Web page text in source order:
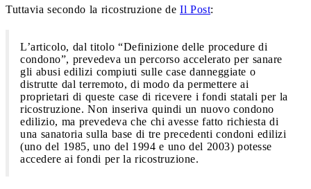
Tuttavia secondo la ricostruzione de Il Post:
L’articolo, dal titolo “Definizione delle procedure di
condono”, prevedeva un percorso accelerato per sanare
gli abusi edilizi compiuti sulle case danneggiate o
distrutte dal terremoto, di modo da permettere ai
proprietari di queste case di ricevere i fondi statali per la
ricostruzione. Non inseriva quindi un nuovo condono
edilizio, ma prevedeva che chi avesse fatto richiesta di
una sanatoria sulla base di tre precedenti condoni edilizi
(uno del 1985, uno del 1994 e uno del 2003) potesse
accedere ai fondi per la ricostruzione.